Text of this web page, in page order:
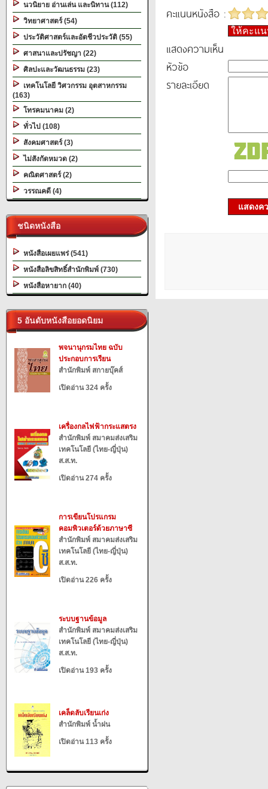
นวนิยาย อ่านเล่น และนิทาน (112)
วิทยาศาสตร์ (54)
ประวัติศาสตร์และอัตชีวประวัติ (55)
ศาสนาและปรัชญา (22)
ศิลปะและวัฒนธรรม (23)
เทคโนโลยี วิศวกรรม อุตสาหกรรม
(163)
โทรคมนาคม (2)
ทั่วไป (108)
สังคมศาสตร์ (3)
ไม่สังกัดหมวด (2)
คณิตศาสตร์ (2)
วรรณคดี (4)
ชนิดหนังสือ
หนังสือเผยแพร่ (541)
หนังสือลิขสิทธิ์สำนักพิมพ์ (730)
หนังสือหายาก (40)
5 อันดับหนังสือยอดนิยม
พจนานุกรมไทย ฉบับ
ประกอบการเรียน
สำนักพิมพ์ สกายบุ๊คส์
เปิดอ่าน 324 ครั้ง
เครื่องกลไฟฟ้ากระแสตรง
สำนักพิมพ์ สมาคมส่งเสริม
เทคโนโลยี (ไทย-ญี่ปุ่น)
ส.ส.ท.
เปิดอ่าน 274 ครั้ง
การเขียนโปรแกรม
คอมพิวเตอร์ด้วยภาษาซี
สำนักพิมพ์ สมาคมส่งเสริม
เทคโนโลยี (ไทย-ญี่ปุ่น)
ส.ส.ท.
เปิดอ่าน 226 ครั้ง
ระบบฐานข้อมูล
สำนักพิมพ์ สมาคมส่งเสริม
เทคโนโลยี (ไทย-ญี่ปุ่น)
ส.ส.ท.
เปิดอ่าน 193 ครั้ง
เคล็ดลับเรียนเก่ง
สำนักพิมพ์ น้ำฝน
เปิดอ่าน 113 ครั้ง
คะแนนหนังสือ :
ให้คะแ
แสดงความเห็น
หัวข้อ
รายละเอียด
แสดงค